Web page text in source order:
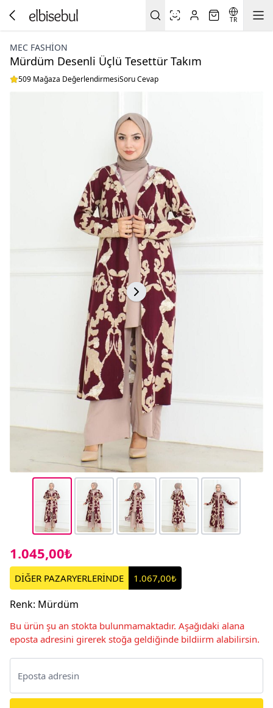
TR
MEC FASHION
Mürdüm Desenli Üçlü Tesettür Takım
509 Mağaza DeğerlendirmesiSoru Cevap
1.045,00₺
DİĞER PAZARYERLERİNDE 1.067,00₺
Renk: Mürdüm
Bu ürün şu an stokta bulunmamaktadır. Aşağıdaki alana
eposta adresini girerek stoğa geldiğinde bildiirm alabilirsin.